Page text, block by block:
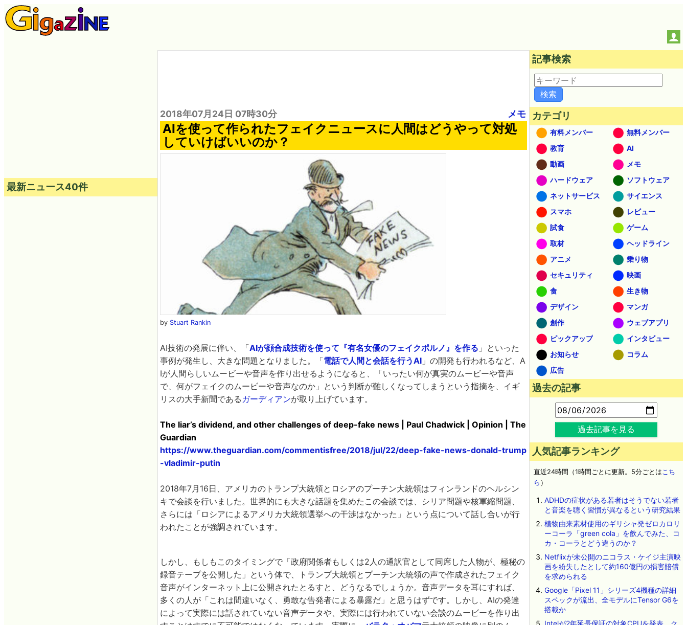
2018年07月24日 07時30分 メモ
AIを使って作られたフェイクニュースに人間はどうやって対処
していけばいいのか？
by Stuart Rankin
AI技術の発展に伴い、「AIが顔合成技術を使って『有名女優のフェイクポルノ』を作る 」といった
事例が発生し、大きな問題となりました。「電話で人間と会話を行うAI 」の開発も行われるなど、A
Iが人間らしいムービーや音声を作り出せるようになると、「いったい何が真実のムービーや音声
で、何がフェイクのムービーや音声なのか」という判断が難しくなってしまうという指摘を、イギ
リスの大手新聞である ガーディアンが取り上げています。
The liar’s dividend, and other challenges of deep-fake news | Paul Chadwick | Opinion | The
Guardian
https://www.theguardian.com/commentisfree/2018/jul/22/deep-fake-news-donald-trump
-vladimir-putin
2018年7月16日、アメリカのトランプ大統領とロシアのプーチン大統領はフィンランドのヘルシン
キで会談を行いました。世界的にも大きな話題を集めたこの会談では、シリア問題や核軍縮問題、
さらには「ロシアによるアメリカ大統領選挙への干渉はなかった」という点について話し合いが行
われたことが強調されています。
しかし、もしもこのタイミングで「政府関係者もしくは2人の通訳官として同席した人物が、極秘の
録音テープを公開した」という体で、トランプ大統領とプーチン大統領の声で作成されたフェイク
音声がインターネット上に公開されたとるすと、どうなるでしょうか。音声データを耳にすれば、
多くの人が「これは間違いなく、勇敢な告発者による暴露だ」と思うはずです。しかし、AIの発達
によって実際には話されていない音声データや、実際には行われていない会談のムービーを作り出
最新ニュース40件
記事検索
カテゴリ
有料メンバー
無料メンバー
教育
AI
動画
メモ
ハードウェア
ソフトウェア
ネットサービス
サイエンス
スマホ
レビュー
試食
ゲーム
取材
ヘッドライン
アニメ
乗り物
セキュリティ
映画
食
生き物
デザイン
マンガ
創作
ウェブアプリ
ピックアップ
インタビュー
お知らせ
コラム
広告
過去の記事
過去記事を見る
人気記事ランキング
直近24時間（1時間ごとに更新。5分ごとはこち
ら ）
ADHDの症状がある若者はそうでない若者
と音楽を聴く習慣が異なるという研究結果
植物由来素材使用のギリシャ発ゼロカロリ
ーコーラ「green cola」を飲んでみた、コ
カ・コーラとどう違うのか？
Netflixが未公開のニコラス・ケイジ主演映
画を紛失したとして約160億円の損害賠償
を求められる
Google「Pixel 11」シリーズ4機種の詳細
スペックが流出、全モデルにTensor G6を
搭載か
Intelが2年延長保証の対象CPUを発表、ク